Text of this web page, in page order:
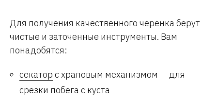
Для получения качественного черенка берут
чистые и заточенные инструменты. Вам
понадобятся:
секатор с храповым механизмом — для
срезки побега с куста